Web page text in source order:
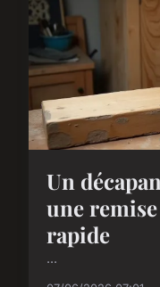
Un
une
rapide
...